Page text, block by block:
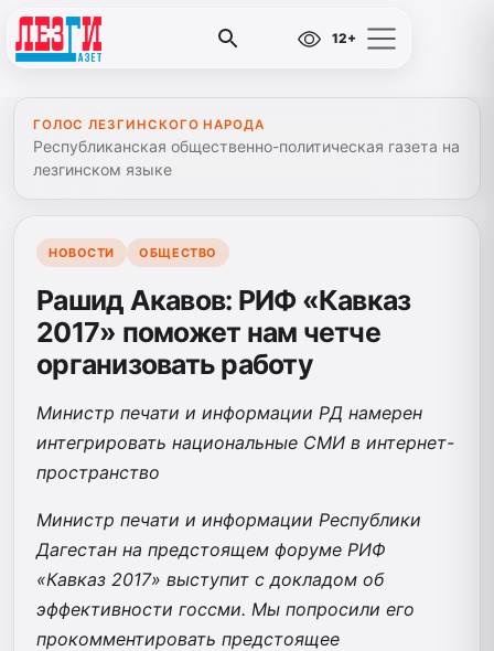
12+
ГОЛОС ЛЕЗГИНСКОГО НАРОДА
Республиканская общественно-политическая газета на
лезгинском языке
НОВОСТИ ОБЩЕСТВО
Рашид Акавов: РИФ «Кавказ
2017» поможет нам четче
организовать работу
Министр печати и информации РД намерен
интегрировать национальные СМИ в интернет-
пространство
Министр печати и информации Республики
Дагестан на предстоящем форуме РИФ
«Кавказ 2017» выступит с докладом об
эффективности госсми. Мы попросили его
прокомментировать предстоящее